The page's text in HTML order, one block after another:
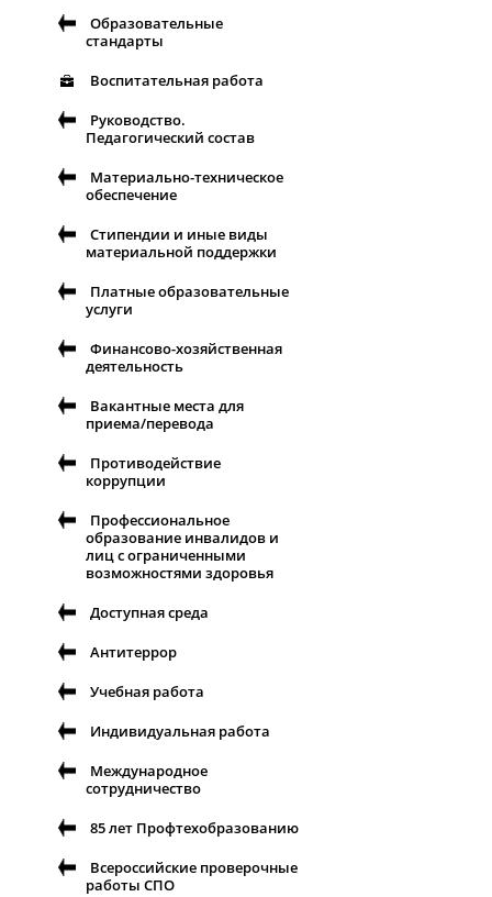
Образовательные
стандарты
Воспитательная работа
Руководство.
Педагогический состав
Материально-техническое
обеспечение
Стипендии и иные виды
материальной поддержки
Платные образовательные
услуги
Финансово-хозяйственная
деятельность
Вакантные места для
приема/перевода
Противодействие
коррупции
Профессиональное
образование инвалидов и
лиц с ограниченными
возможностями здоровья
Доступная среда
Антитеррор
Учебная работа
Индивидуальная работа
Международное
сотрудничество
85 лет Профтехобразованию
Всероссийские проверочные
работы СПО